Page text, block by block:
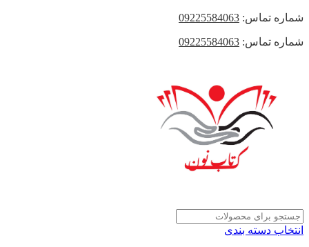
شماره تماس: 09225584063
شماره تماس: 09225584063
انتخاب دسته بندی